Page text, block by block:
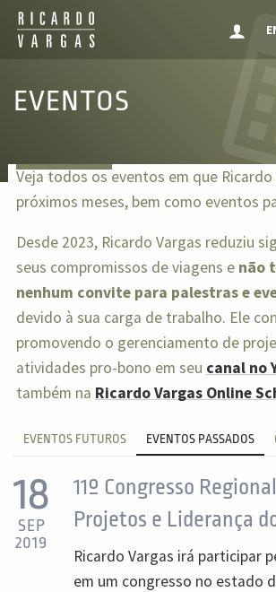
EVENTOS
Veja todos os eventos em que
próximos meses, bem como eventos
Desde 2023, Ricardo Vargas reduziu
seus compromissos de viagens e não
nenhum convite para palestras e
devido à sua carga de trabalho. Ele
promovendo o gerenciamento de
atividades pro-bono em seu canal no
também na Ricardo Vargas Online
EVENTOS FUTUROS EVENTOS PASSADOS
18
SEP
2019
11º Congresso
Projetos e Liderança
Ricardo Vargas irá participar
em um congresso no estado